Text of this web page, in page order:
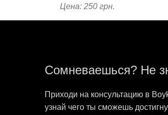
Цена: 250 грн.
Сомневаешься? Не
Приходи на консультацию в
узнай чего ты сможешь